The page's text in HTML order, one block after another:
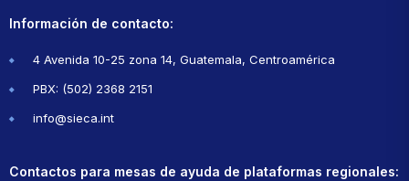
Información de contacto:
4 Avenida 10-25 zona 14, Guatemala, Centroamérica
PBX: (502) 2368 2151
info@sieca.int
Contactos para mesas de ayuda de plataformas regionales: